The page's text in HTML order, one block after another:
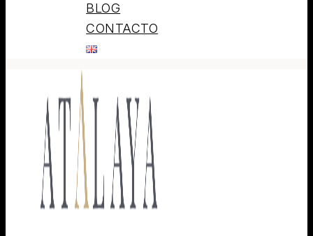
BLOG
CONTACTO